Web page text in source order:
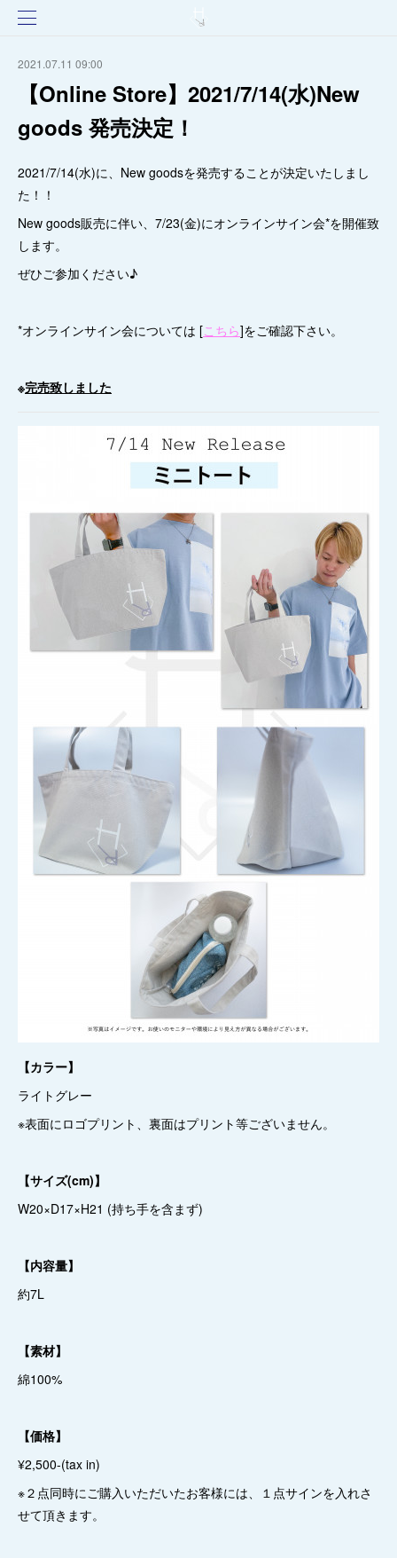
2021.07.11 09:00
【Online Store】2021/7/14(水)New
goods 発売決定！
2021/7/14(水)に、New goodsを発売することが決定いたしまし
た！！
New goods販売に伴い、7/23(金)にオンラインサイン会*を開催致
します。
ぜひご参加ください♪
*オンラインサイン会については [こちら]をご確認下さい。
※完売致しました
【カラー】
ライトグレー
※表面にロゴプリント、裏面はプリント等ございません。
【サイズ(cm)】
W20×D17×H21 (持ち手を含まず)
【内容量】
約7L
【素材】
綿100%
【価格】
¥2,500-(tax in)
※２点同時にご購入いただいたお客様には、１点サインを入れさ
せて頂きます。